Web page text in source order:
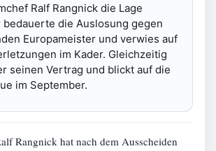
Ralf Rangnick die Lage
bedauerte die Auslosung gegen
Europameister und verwies auf
im Kader. Gleichzeitig
seinen Vertrag und blickt auf die
im September.
Rangnick hat nach dem Ausscheiden